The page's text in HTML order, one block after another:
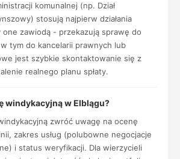
komunalnej (np. Dział
stosują najpierw działania
zawiodą - przekazują sprawę do
tym do kancelarii prawnych lub
jest szybkie skontaktowanie się z
realnego planu spłaty.
windykacyjną w Elblągu?
zwróć uwagę na ocenę
zakres usług (polubowne negocjacje
i status weryfikacji. Dla wierzycieli